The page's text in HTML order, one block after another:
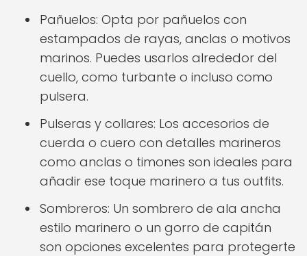
Pañuelos: Opta por pañuelos con
estampados de rayas, anclas o motivos
marinos. Puedes usarlos alrededor del
cuello, como turbante o incluso como
pulsera.
Pulseras y collares: Los accesorios de
cuerda o cuero con detalles marineros
como anclas o timones son ideales para
añadir ese toque marinero a tus outfits.
Sombreros: Un sombrero de ala ancha
estilo marinero o un gorro de capitán
son opciones excelentes para protegerte